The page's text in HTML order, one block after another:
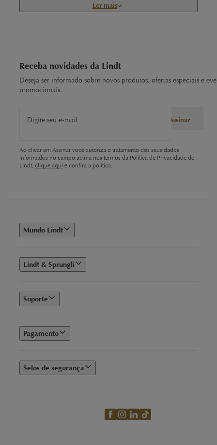
Explore as melhores linhas de chocolate Lindt
Ler mais
Receba novidades da Lindt
Deseja ser informado sobre novos produtos, ofertas especiais e
promocionais.
Digite seu e-mail Assinar
Ao clicar em Assinar você autoriza o tratamento dos seus dados
informados no campo acima nos termos da Política de Privacidade de
Lindt, clique aqui e confira a política.
Mundo Lindt
Lindt & Sprungli
Suporte
Pagamento
Selos de segurança